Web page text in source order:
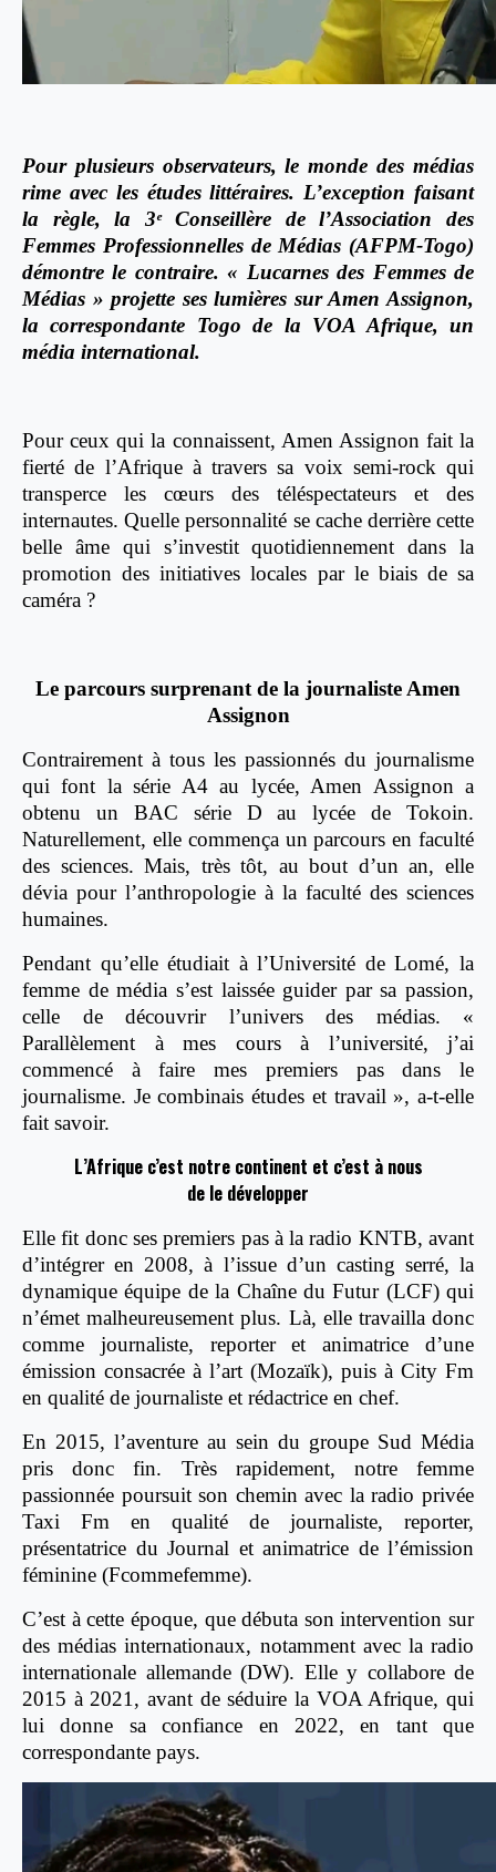
Pour plusieurs observateurs, le monde des médias
rime avec les études littéraires. L’exception faisant
la règle, la 3ᵉ Conseillère de l’Association des
Femmes Professionnelles de Médias (AFPM-Togo)
démontre le contraire. « Lucarnes des Femmes de
Médias » projette ses lumières sur Amen Assignon,
la correspondante Togo de la VOA Afrique, un
média international.
Pour ceux qui la connaissent, Amen Assignon fait la
fierté de l’Afrique à travers sa voix semi-rock qui
transperce les cœurs des téléspectateurs et des
internautes. Quelle personnalité se cache derrière cette
belle âme qui s’investit quotidiennement dans la
promotion des initiatives locales par le biais de sa
caméra ?
Le parcours surprenant de la journaliste Amen
Assignon
Contrairement à tous les passionnés du journalisme
qui font la série A4 au lycée, Amen Assignon a
obtenu un BAC série D au lycée de Tokoin.
Naturellement, elle commença un parcours en faculté
des sciences. Mais, très tôt, au bout d’un an, elle
dévia pour l’anthropologie à la faculté des sciences
humaines.
Pendant qu’elle étudiait à l’Université de Lomé, la
femme de média s’est laissée guider par sa passion,
celle de découvrir l’univers des médias. «
Parallèlement à mes cours à l’université, j’ai
commencé à faire mes premiers pas dans le
journalisme. Je combinais études et travail », a-t-elle
fait savoir.
L’Afrique c’est notre continent et c’est à nous
de le développer
Elle fit donc ses premiers pas à la radio KNTB, avant
d’intégrer en 2008, à l’issue d’un casting serré, la
dynamique équipe de la Chaîne du Futur (LCF) qui
n’émet malheureusement plus. Là, elle travailla donc
comme journaliste, reporter et animatrice d’une
émission consacrée à l’art (Mozaïk), puis à City Fm
en qualité de journaliste et rédactrice en chef.
En 2015, l’aventure au sein du groupe Sud Média
pris donc fin. Très rapidement, notre femme
passionnée poursuit son chemin avec la radio privée
Taxi Fm en qualité de journaliste, reporter,
présentatrice du Journal et animatrice de l’émission
féminine (Fcommefemme).
C’est à cette époque, que débuta son intervention sur
des médias internationaux, notamment avec la radio
internationale allemande (DW). Elle y collabore de
2015 à 2021, avant de séduire la VOA Afrique, qui
lui donne sa confiance en 2022, en tant que
correspondante pays.